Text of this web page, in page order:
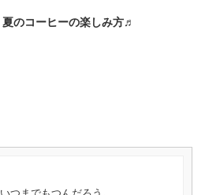
夏のコーヒーの楽しみ方♬